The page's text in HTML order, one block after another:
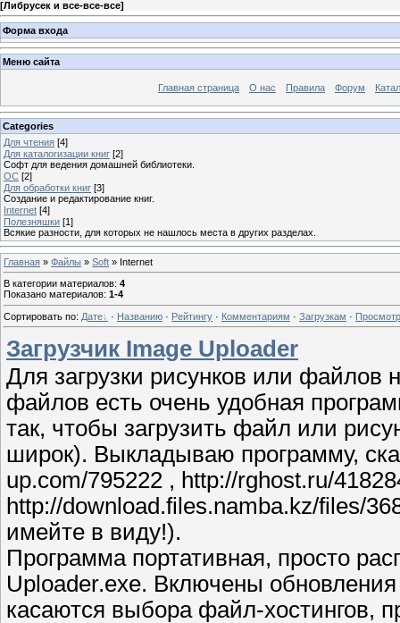
[Либрусек и все-все-все]
Форма входа
Меню сайта
Главная страница О нас Правила Форум
Categories
Для чтения [4]
Для каталогизации книг [2]
Софт для ведения домашней библиотеки.
ОС [2]
Для обработки книг [3]
Создание и редактирование книг.
Internet [4]
Полезняшки [1]
Всякие разности, для которых не нашлось места в других разделах.
Главная » Файлы » Soft » Internet
В категории материалов: 4
Показано материалов: 1-4
Сортировать по: Дате · Названию · Рейтингу · Комментариям · Загрузкам ·
Загрузчик Image Uploader
Для загрузки рисунков или
файлов есть очень удобная
так, чтобы загрузить файл или
широк). Выкладываю программу,
up.com/795222 , http://rghost.ru/
http://download.files.namba.kz/files/
имейте в виду!).
Программа портативная, просто
Uploader.exe. Включены
касаются выбора файл-хостингов,